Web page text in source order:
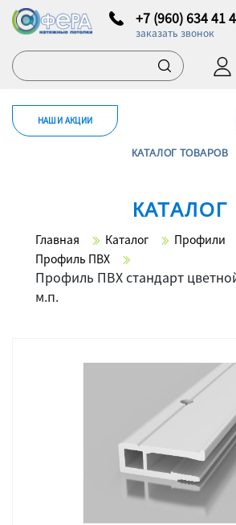
+7 (960) 634 41
заказать звонок
НАШИ АКЦИИ
КАТАЛОГ ТОВАРОВ
КАТАЛОГ
Главная Каталог
Профили
Профиль ПВХ
Профиль ПВХ стандарт
м.п.